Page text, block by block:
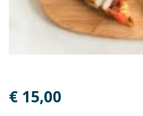
€ 15,00